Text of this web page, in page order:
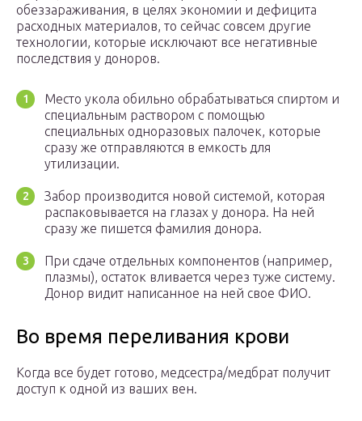
обеззараживания, в целях экономии и дефицита
расходных материалов, то сейчас совсем другие
технологии, которые исключают все негативные
последствия у доноров.
Место укола обильно обрабатываться спиртом и
специальным раствором с помощью
специальных одноразовых палочек, которые
сразу же отправляются в емкость для
утилизации.
Забор производится новой системой, которая
распаковывается на глазах у донора. На ней
сразу же пишется фамилия донора.
При сдаче отдельных компонентов (например,
плазмы), остаток вливается через туже систему.
Донор видит написанное на ней свое ФИО.
Во время переливания крови
Когда все будет готово, медсестра/медбрат получит
доступ к одной из ваших вен.